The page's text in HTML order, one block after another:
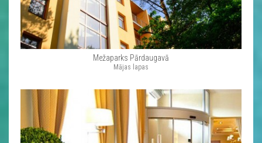
Mežaparks Pārdaugavā
Mājas lapas